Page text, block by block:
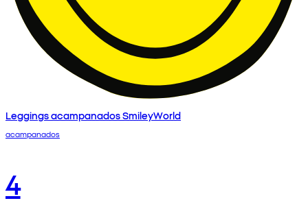
Leggings acampanados SmileyWorld
acampanados
4